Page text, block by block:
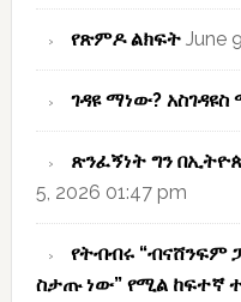
የጽምዶ ልክፍት June
ገዳዩ ማነው?
ጽንፈኝነት ግን
5, 2026 01:47 pm
የትብብሩ “ብናሸንፍም
ስታጡ ነው” የሚል ከፍተኛ